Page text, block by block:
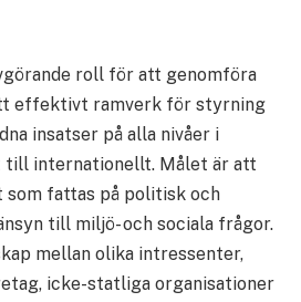
roll för att genomföra
effektivt ramverk för styrning
insatser på alla nivåer i
till internationellt. Målet är att
fattas på politisk och
till miljö- och sociala frågor.
mellan olika intressenter,
icke-statliga organisationer